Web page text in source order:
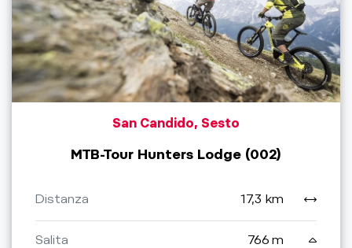
San Candido, Sesto
MTB-Tour Hunters Lodge (002)
Distanza 17,3 km
Salita 766 m